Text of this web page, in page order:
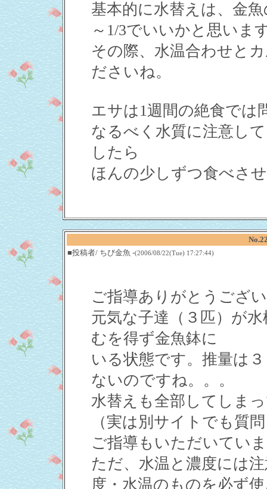
基本的に水替えは、金
～1/3でいいかと思いま
その際、水温合わせと
ださいね。
エサは1週間の絶食では
なるべく水質に注意し
したら
ほんの少しずつ食べさ
■投稿者/ ちび金魚 -(2006/08/22(Tue) 17:27:44)
ご指導ありがとうござ
元気な子達（３匹）が
むを得ず金魚鉢に
いる状態です。推量は
ないのですね。。。
水替えも全部してしま
（実は別サイトでも質
ご指導もいただいてい
ただ、水温と濃度には
度・水温のものを必ず